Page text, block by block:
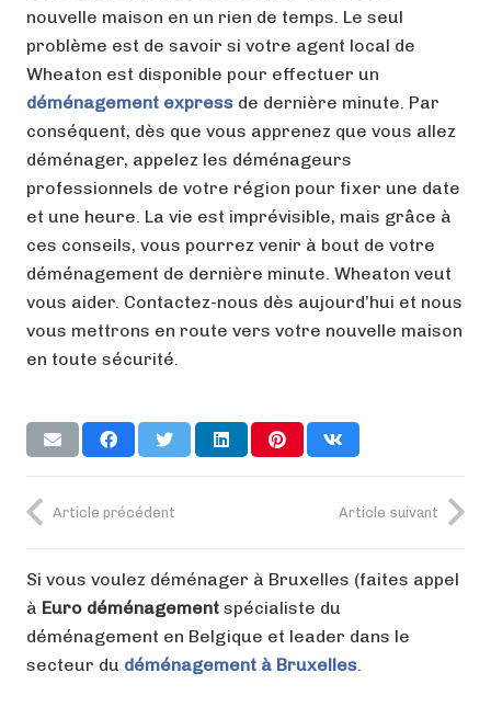
nouvelle maison en un rien de temps. Le seul
problème est de savoir si votre agent local de
Wheaton est disponible pour effectuer un
déménagement express de dernière minute. Par
conséquent, dès que vous apprenez que vous allez
déménager, appelez les déménageurs
professionnels de votre région pour fixer une date
et une heure. La vie est imprévisible, mais grâce à
ces conseils, vous pourrez venir à bout de votre
déménagement de dernière minute. Wheaton veut
vous aider. Contactez-nous dès aujourd’hui et nous
vous mettrons en route vers votre nouvelle maison
en toute sécurité.
Article précédent Article suivant
Si vous voulez déménager à Bruxelles (faites appel
à Euro déménagement spécialiste du
déménagement en Belgique et leader dans le
secteur du déménagement à Bruxelles.